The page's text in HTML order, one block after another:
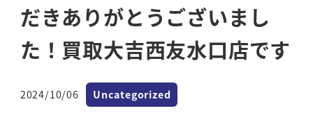
だきありがとうございまし
た！買取大吉西友水口店です
投稿日
2024/10/06 カテゴリー
Uncategorized